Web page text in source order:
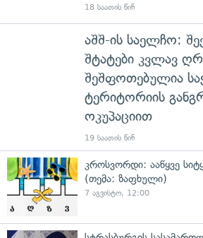
18 საათის წინ
აშშ-ის საელჩო:
შტატები კვლავ
შეშფოთებულია
ტერიტორიის
ოკუპაციით
19 საათის წინ
კროსვორდი: ააწყვე
(თემა: ზაფხული)
7 აგვისტო, 12:00